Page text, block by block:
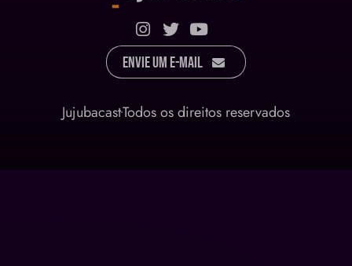
Envie um E-mail
JujubacastTodos os direitos reservados